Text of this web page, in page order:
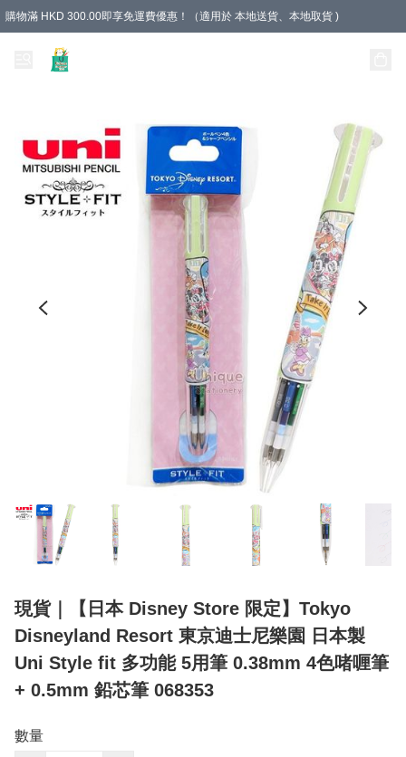
購物滿 HKD 300.00即享免運費優惠！（適用於 本地送貨、本地取貨 )
現貨｜【日本 Disney Store 限定】Tokyo
Disneyland Resort 東京迪士尼樂園 日本製
Uni Style fit 多功能 5用筆 0.38mm 4色啫喱筆
+ 0.5mm 鉛芯筆 068353
數量